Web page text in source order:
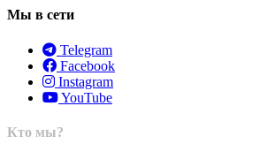
Мы в сети
Telegram
Facebook
Instagram
YouTube
Кто мы?